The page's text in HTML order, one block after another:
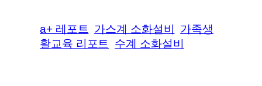
a+ 레포트 가스계 소화설비
가족생
활교육 리포트
수계 소화설비